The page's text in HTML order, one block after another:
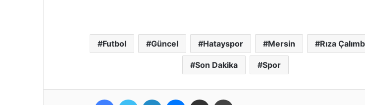
Futbol Güncel Hatayspor Mersin Rıza
Son Dakika Spor
FacebookTwitter LinkedIn MessengerE-Posta ile paylaş